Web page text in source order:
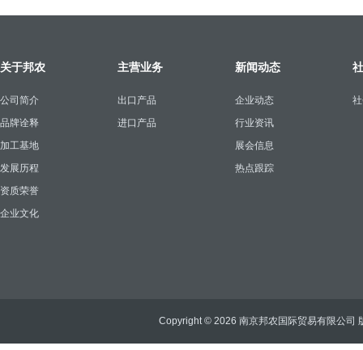
关于邦农
公司简介
品牌诠释
加工基地
发展历程
资质荣誉
企业文化
主营业务
出口产品
进口产品
新闻动态
企业动态
行业资讯
展会信息
热点跟踪
Copyright © 2026 南京邦农国际贸易有限公司